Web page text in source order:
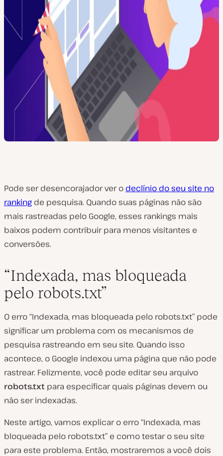
Pode ser desencorajador ver o declínio do seu site no
ranking de pesquisa. Quando suas páginas não são
mais rastreadas pelo Google, esses rankings mais
baixos podem contribuir para menos visitantes e
conversões.
“Indexada, mas bloqueada
pelo robots.txt”
O erro “Indexada, mas bloqueada pelo robots.txt” pode
significar um problema com os mecanismos de
pesquisa rastreando em seu site. Quando isso
acontece, o Google indexou uma página que não pode
rastrear. Felizmente, você pode editar seu arquivo
robots.txt para especificar quais páginas devem ou
não ser indexadas.
Neste artigo, vamos explicar o erro “Indexada, mas
bloqueada pelo robots.txt” e como testar o seu site
para este problema. Então, mostraremos a você dois